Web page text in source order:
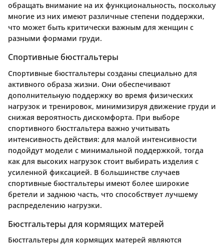
обращать внимание на их функциональность, поскольку
многие из них имеют различные степени поддержки,
что может быть критически важным для женщин с
разными формами груди.
Спортивные бюстгальтеры
Спортивные бюстгальтеры созданы специально для
активного образа жизни. Они обеспечивают
дополнительную поддержку во время физических
нагрузок и тренировок, минимизируя движение груди и
снижая вероятность дискомфорта. При выборе
спортивного бюстгальтера важно учитывать
интенсивность действия: для малой интенсивности
подойдут модели с минимальной поддержкой, тогда
как для высоких нагрузок стоит выбирать изделия с
усиленной фиксацией. В большинстве случаев
спортивные бюстгальтеры имеют более широкие
бретели и заднюю часть, что способствует лучшему
распределению нагрузки.
Бюстгальтеры для кормящих матерей
Бюстгальтеры для кормящих матерей являются